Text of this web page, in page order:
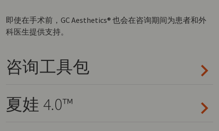
即使在手术前，GC Aesthetics® 也会在咨询期间为患者和外
科医生提供支持。
咨询工具包
夏娃 4.0™